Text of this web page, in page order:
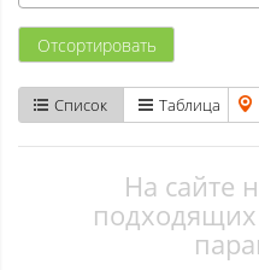
Безруково
Вишенка тер. СНТ
Отсортировать
Список Таблица
На сайте